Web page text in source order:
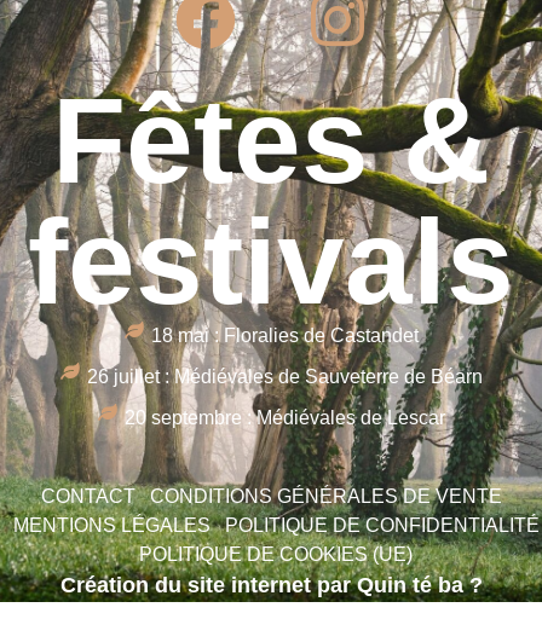
Fêtes &
festivals
18 mai : Floralies de Castandet
26 juillet : Médiévales de Sauveterre de Béarn
20 septembre : Médiévales de Lescar
CONTACT
CONDITIONS GÉNÉRALES DE VENTE
MENTIONS LÉGALES
POLITIQUE DE CONFIDENTIALITÉ
POLITIQUE DE COOKIES (UE)
Création du site internet par Quin té ba ?